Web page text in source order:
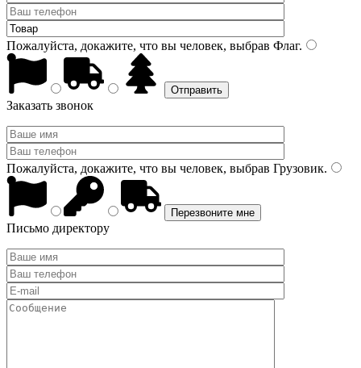
Пожалуйста, докажите, что вы человек, выбрав Флаг.
Заказать звонок
Пожалуйста, докажите, что вы человек, выбрав Грузовик.
Письмо директору